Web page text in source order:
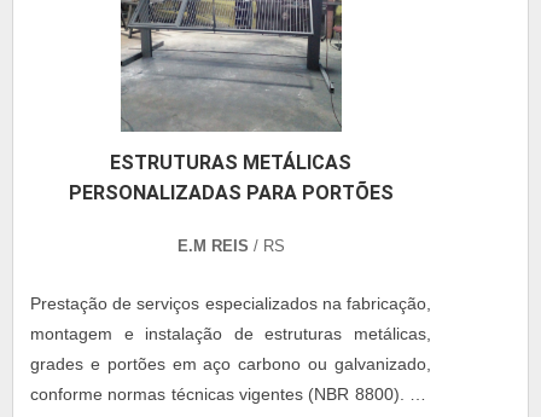
atender.OUTROS DETALHES IMPORTANTES
SOBRE A EMPRESASomente na Coberzip sempre
tem a solução mais buscada na área de
manutenções em coberturas metálicas. São
diversas opções disponibilizadas, como
manutenção corretiva e preventiva de coberturas
metálicas e painel térmico com ótima qualidade e
time de profissionais qualificados para o serviço,
se ajustam a sua necessidade. A Coberzip é uma
empresa que tem sido apontada de forma positiva
no mercado pela idoneidade em tudo que faz,
fechando todo o ciclo de entrega com excelência
ESTRUTURAS METÁLICAS
PERSONALIZADAS PARA PORTÕES
E.M REIS / RS
Prestação de serviços especializados na fabricação,
montagem e instalação de estruturas metálicas,
grades e portões em aço carbono ou galvanizado,
conforme normas técnicas vigentes (NBR 8800). Os